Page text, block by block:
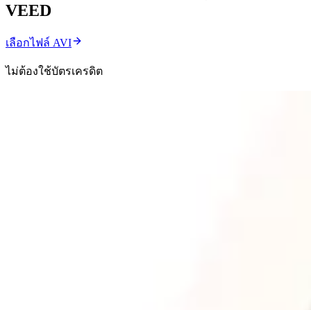
VEED
เลือกไฟล์ AVI
ไม่ต้องใช้บัตรเครดิต